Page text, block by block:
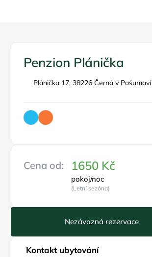
Penzion Plánička
Plánička 17, 38226 Černá v Pošumaví
Cena od: 1650 Kč
pokoj/noc
(Letní sezóna)
Nezávazná rezervace
Kontakt ubytování